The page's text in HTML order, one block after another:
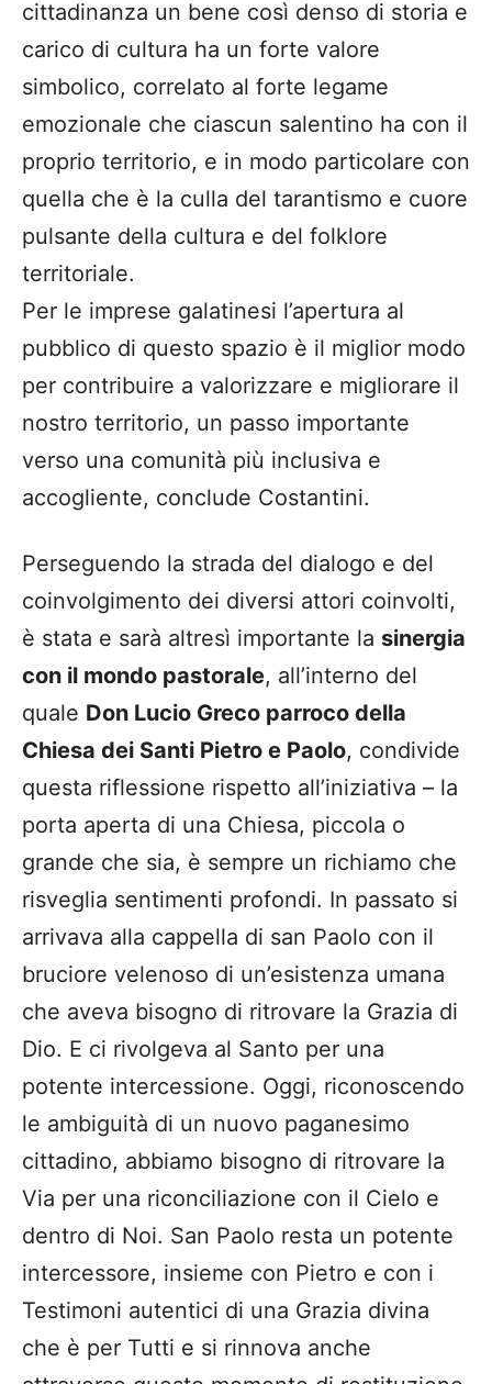
cittadinanza un bene così denso di storia e
carico di cultura ha un forte valore
simbolico, correlato al forte legame
emozionale che ciascun salentino ha con il
proprio territorio, e in modo particolare con
quella che è la culla del tarantismo e cuore
pulsante della cultura e del folklore
territoriale.
Per le imprese galatinesi l’apertura al
pubblico di questo spazio è il miglior modo
per contribuire a valorizzare e migliorare il
nostro territorio, un passo importante
verso una comunità più inclusiva e
accogliente, conclude Costantini.
Perseguendo la strada del dialogo e del
coinvolgimento dei diversi attori coinvolti,
è stata e sarà altresì importante la sinergia
con il mondo pastorale, all’interno del
quale Don Lucio Greco parroco della
Chiesa dei Santi Pietro e Paolo, condivide
questa riflessione rispetto all’iniziativa – la
porta aperta di una Chiesa, piccola o
grande che sia, è sempre un richiamo che
risveglia sentimenti profondi. In passato si
arrivava alla cappella di san Paolo con il
bruciore velenoso di un’esistenza umana
che aveva bisogno di ritrovare la Grazia di
Dio. E ci rivolgeva al Santo per una
potente intercessione. Oggi, riconoscendo
le ambiguità di un nuovo paganesimo
cittadino, abbiamo bisogno di ritrovare la
Via per una riconciliazione con il Cielo e
dentro di Noi. San Paolo resta un potente
intercessore, insieme con Pietro e con i
Testimoni autentici di una Grazia divina
che è per Tutti e si rinnova anche